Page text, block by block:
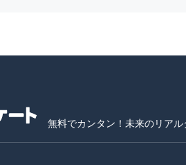
無料でカンタン！未来のリアル